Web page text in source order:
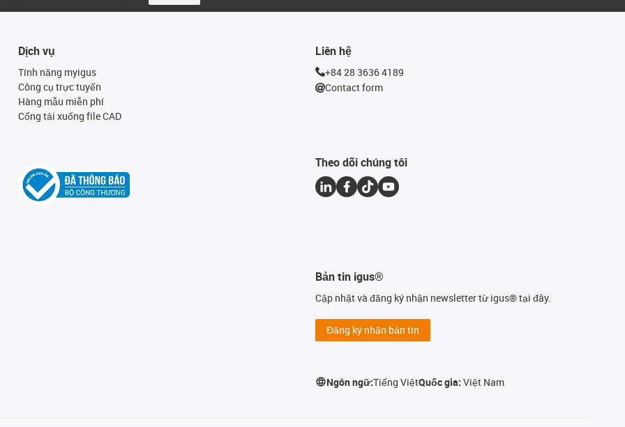
Dịch vụ
Tính năng myigus
Công cụ trực tuyến
Hàng mẫu miễn phí
Cổng tải xuống file CAD
Liên hệ
+84 28 3636 4189
Contact form
Theo dõi chúng tôi
Bản tin igus®
Cập nhật và đăng ký nhận newsletter từ igus® tại đây.
Đăng ký nhận bản tin
Ngôn ngữ:Tiếng ViệtQuốc gia:Việt Nam